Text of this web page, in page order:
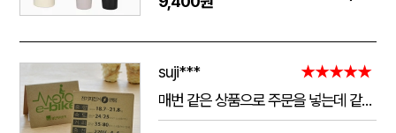
suji***
★★★★★
매번 같은 상품으로 주문을 넣는데 같은 품질로 받을 수 있어서 좋습니다. 배송 기간도 적당히 잘오는거 같아요. 앞으로도 계속 이용할꺼 같습니다. 지금과 같은 품질로 유지해주세요!!